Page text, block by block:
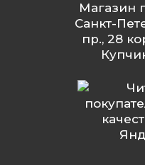
Магазин
Санкт-
пр., 28